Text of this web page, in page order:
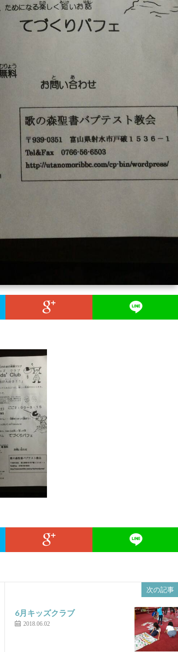
次の記事
6月キッズクラブ
2018.06.02